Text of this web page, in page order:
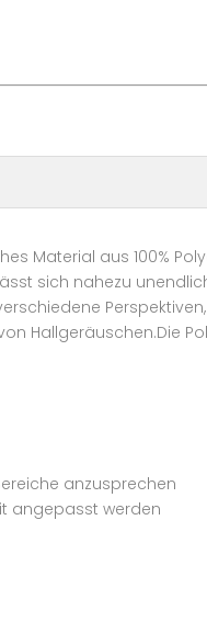
Material aus 100%
sich nahezu
Hallgeräuschen.Die
anzusprechen
angepasst werden